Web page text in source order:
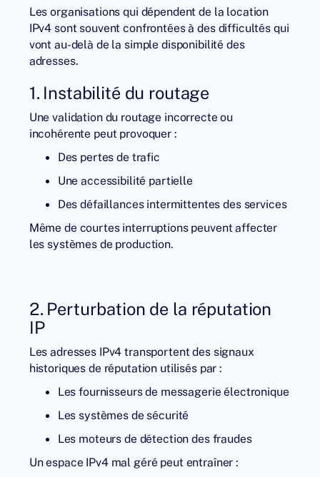
Les organisations qui dépendent de la location
IPv4 sont souvent confrontées à des difficultés qui
vont au-delà de la simple disponibilité des
adresses.
1. Instabilité du routage
Une validation du routage incorrecte ou
incohérente peut provoquer :
Des pertes de trafic
Une accessibilité partielle
Des défaillances intermittentes des services
Même de courtes interruptions peuvent affecter
les systèmes de production.
2. Perturbation de la réputation
IP
Les adresses IPv4 transportent des signaux
historiques de réputation utilisés par :
Les fournisseurs de messagerie électronique
Les systèmes de sécurité
Les moteurs de détection des fraudes
Un espace IPv4 mal géré peut entraîner :